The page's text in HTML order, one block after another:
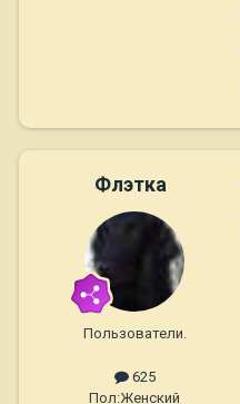
Флэтка
Пользователи.
625
Пол:Женский